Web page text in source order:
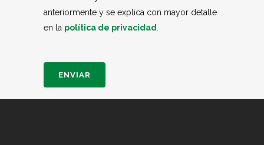
anteriormente y se explica con mayor detalle
en la política de privacidad